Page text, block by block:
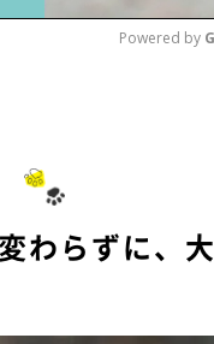
Powered by
わらずに、